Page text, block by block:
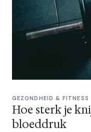
GEZONDHEID & FITNESS
Hoe sterk je
bloeddruk